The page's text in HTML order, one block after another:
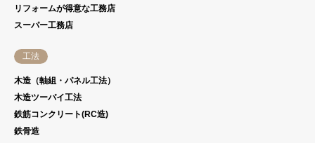
リフォームが得意な工務店
スーパー工務店
工法
木造（軸組・パネル工法）
木造ツーバイ工法
鉄筋コンクリート(RC造)
鉄骨造